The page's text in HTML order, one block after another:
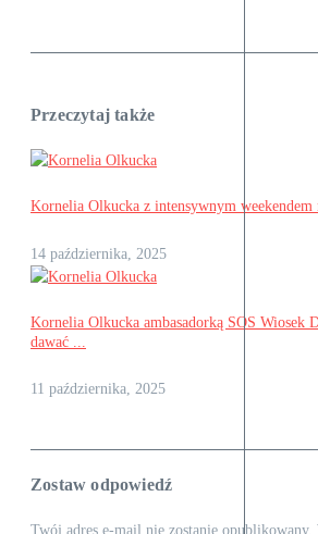
Przeczytaj także
Kornelia Olkucka z intensywnym weekendem
14 października, 2025
Kornelia Olkucka ambasadorką SOS Wiosek
dawać ...
11 października, 2025
Zostaw odpowiedź
Twój adres e-mail nie zostanie opublikowany.